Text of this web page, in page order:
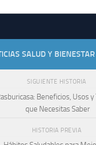
SALUD Y BIENESTAR
SIGUIENTE HISTORIA
Beneficios, Usos y
que Necesitas Saber
HISTORIA PREVIA